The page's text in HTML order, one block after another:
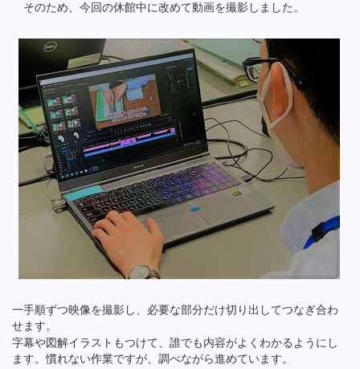
そのため、今回の休館中に改めて動画を撮影しました。
一手順ずつ映像を撮影し、必要な部分だけ切り出してつなぎ合わ
せます。
字幕や図解イラストもつけて、誰でも内容がよくわかるようにし
ます。慣れない作業ですが、調べながら進めています。